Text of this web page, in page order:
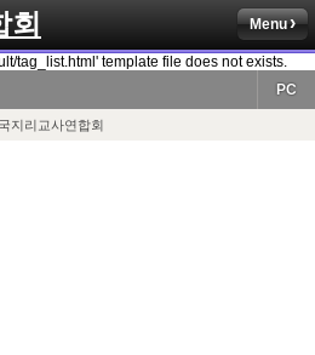
회 Menu
tag_list.html' template file does not exists.
PC
지리교사연합회